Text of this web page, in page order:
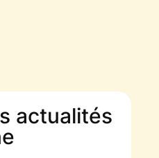
actualités